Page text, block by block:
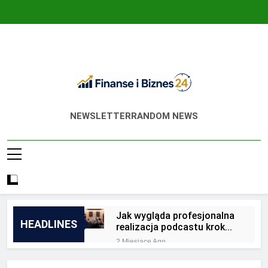
Finanse I Biznes
24
Jak Zadbać O Własne Finanse? Fachowa
NEWSLETTERRANDOM NEWS
HEADLINES
Jak wygląda profesjonalna
realizacja podcastu krok
po kroku?
2 Miesiące Ago